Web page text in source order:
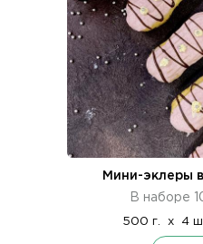
Мини-эклеры
В наборе
500 г. x 4